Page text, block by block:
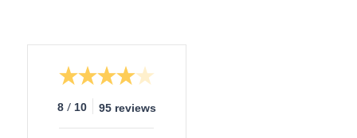
8 / 10 95 reviews